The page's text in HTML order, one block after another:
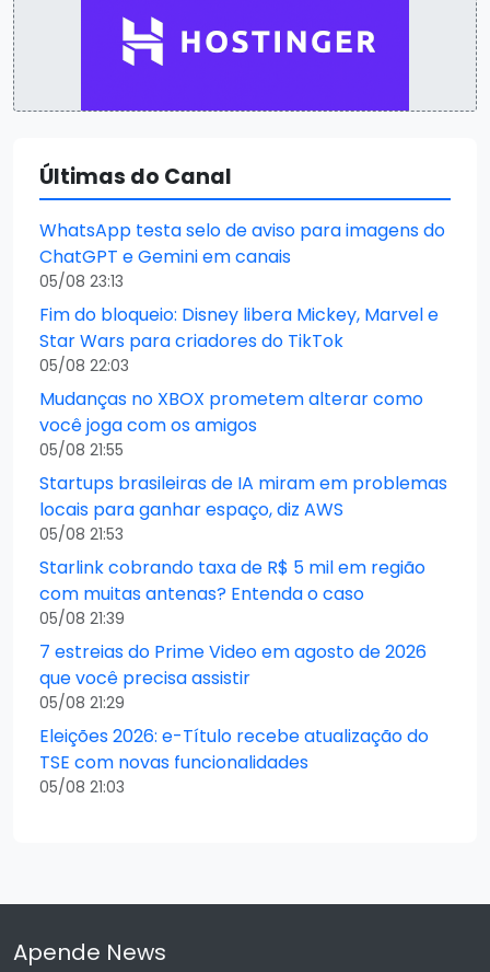
Últimas do Canal
WhatsApp testa selo de aviso para imagens do
ChatGPT e Gemini em canais
05/08 23:13
Fim do bloqueio: Disney libera Mickey, Marvel e
Star Wars para criadores do TikTok
05/08 22:03
Mudanças no XBOX prometem alterar como
você joga com os amigos
05/08 21:55
Startups brasileiras de IA miram em problemas
locais para ganhar espaço, diz AWS
05/08 21:53
Starlink cobrando taxa de R$ 5 mil em região
com muitas antenas? Entenda o caso
05/08 21:39
7 estreias do Prime Video em agosto de 2026
que você precisa assistir
05/08 21:29
Eleições 2026: e-Título recebe atualização do
TSE com novas funcionalidades
05/08 21:03
Apende News